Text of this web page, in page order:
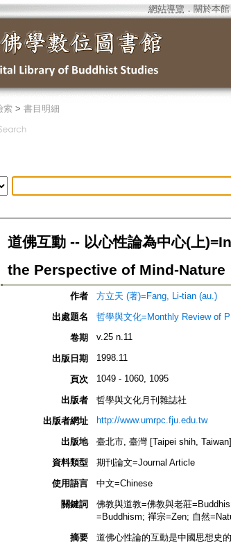
網站導覽 ． 關於本館
索> 書目明細
道佛互動 -- 以心性論為中心(上
the Perspective of Mind-Nature
作者
方立天 (著)=Fang, Li-tian (au.)
出處題名
哲學與文化=Monthly Review of
卷期
v.25 n.11
出版日期 1998.11
頁次 1049 - 1060, 1095
出版者
哲學與文化月刊雜誌社
出版者網址
http://www.umrpc.fju.edu.tw
出版地
臺北市, 臺灣 [Taipei shih, Taiwan]
資料類型
期刊論文=Journal Article
使用語言
中文=Chinese
關鍵詞
佛教與道教=佛教與老莊
=Buddhism; 禪宗=Zen; 自然
摘要
道佛心性論的互動是中國思想史